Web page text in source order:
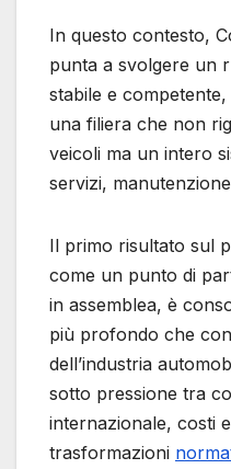
In questo contesto,
punta a svolgere un
stabile e
una filiera che non
veicoli ma un intero
servizi,
Il primo risultato sul
come un punto di
in assemblea, è
più profondo che
dell’industria
sotto pressione tra
internazionale, costi
trasformazioni